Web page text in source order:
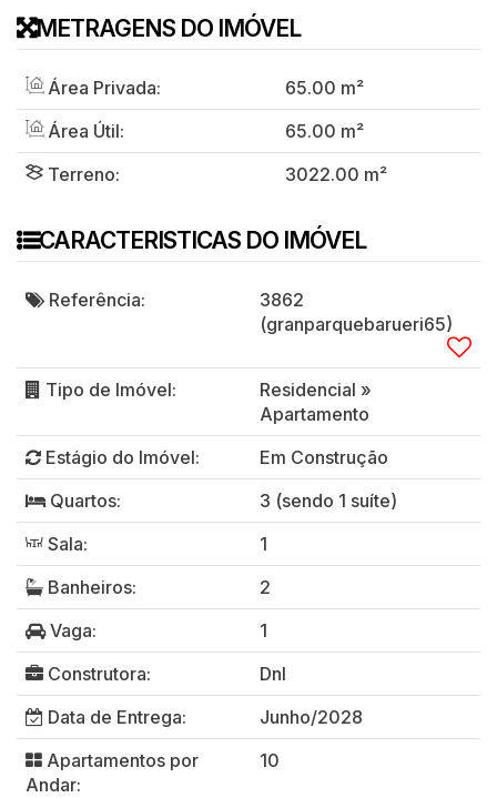
METRAGENS DO IMÓVEL
Área Privada: 65.00 m²
Área Útil:
65.00 m²
Terreno:
3022.00 m²
CARACTERISTICAS DO IMÓVEL
Referência:
3862
(granparquebarueri65)
Tipo de Imóvel: Residencial »
Apartamento
Estágio do Imóvel:
Em Construção
Quartos:
3 (sendo 1 suíte)
Sala:
1
Banheiros:
2
Vaga:
1
Construtora:
Dnl
Data de Entrega:
Junho/2028
Apartamentos por
Andar:
10